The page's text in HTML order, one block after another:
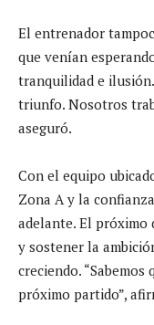
El entrenador
que venían
tranquilidad e
triunfo. Nosotros
aseguró.
Con el equipo
Zona A y la
adelante. El próximo
y sostener la
creciendo.
próximo partido”,